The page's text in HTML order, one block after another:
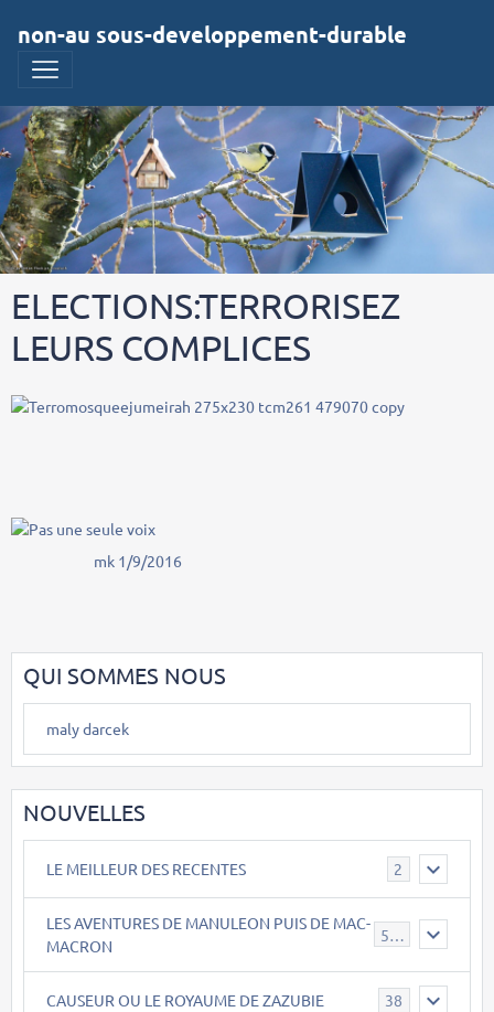
non-au sous-developpement-durable
ELECTIONS:TERRORISEZ
LEURS COMPLICES
mk 1/9/2016
QUI SOMMES NOUS
maly darcek
NOUVELLES
LE MEILLEUR DES RECENTES 2
LES AVENTURES DE MANULEON PUIS DE MAC-
MACRON
543
CAUSEUR OU LE ROYAUME DE ZAZUBIE 38